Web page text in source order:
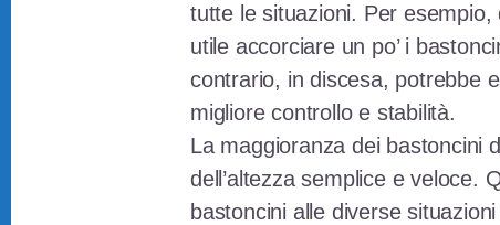
tutte le situazioni. Per
utile accorciare un po’ i
contrario, in discesa, potrebbe
migliore controllo e stabilità.
La maggioranza dei bastoncini
dell’altezza semplice e veloce.
bastoncini alle diverse